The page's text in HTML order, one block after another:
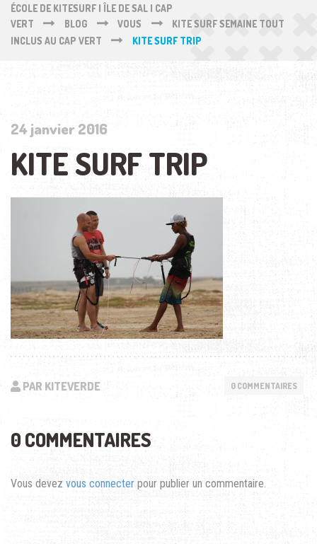
ÉCOLE DE KITESURF | ÎLE DE SAL | CAP
VERT
BLOG VOUS
KITE SURF SEMAINE TOUT
INCLUS AU CAP VERT
KITE SURF TRIP
24 janvier 2016
KITE SURF TRIP
PAR KITEVERDE 0 COMMENTAIRES
0 COMMENTAIRES
Vous devez vous connecter pour publier un commentaire.